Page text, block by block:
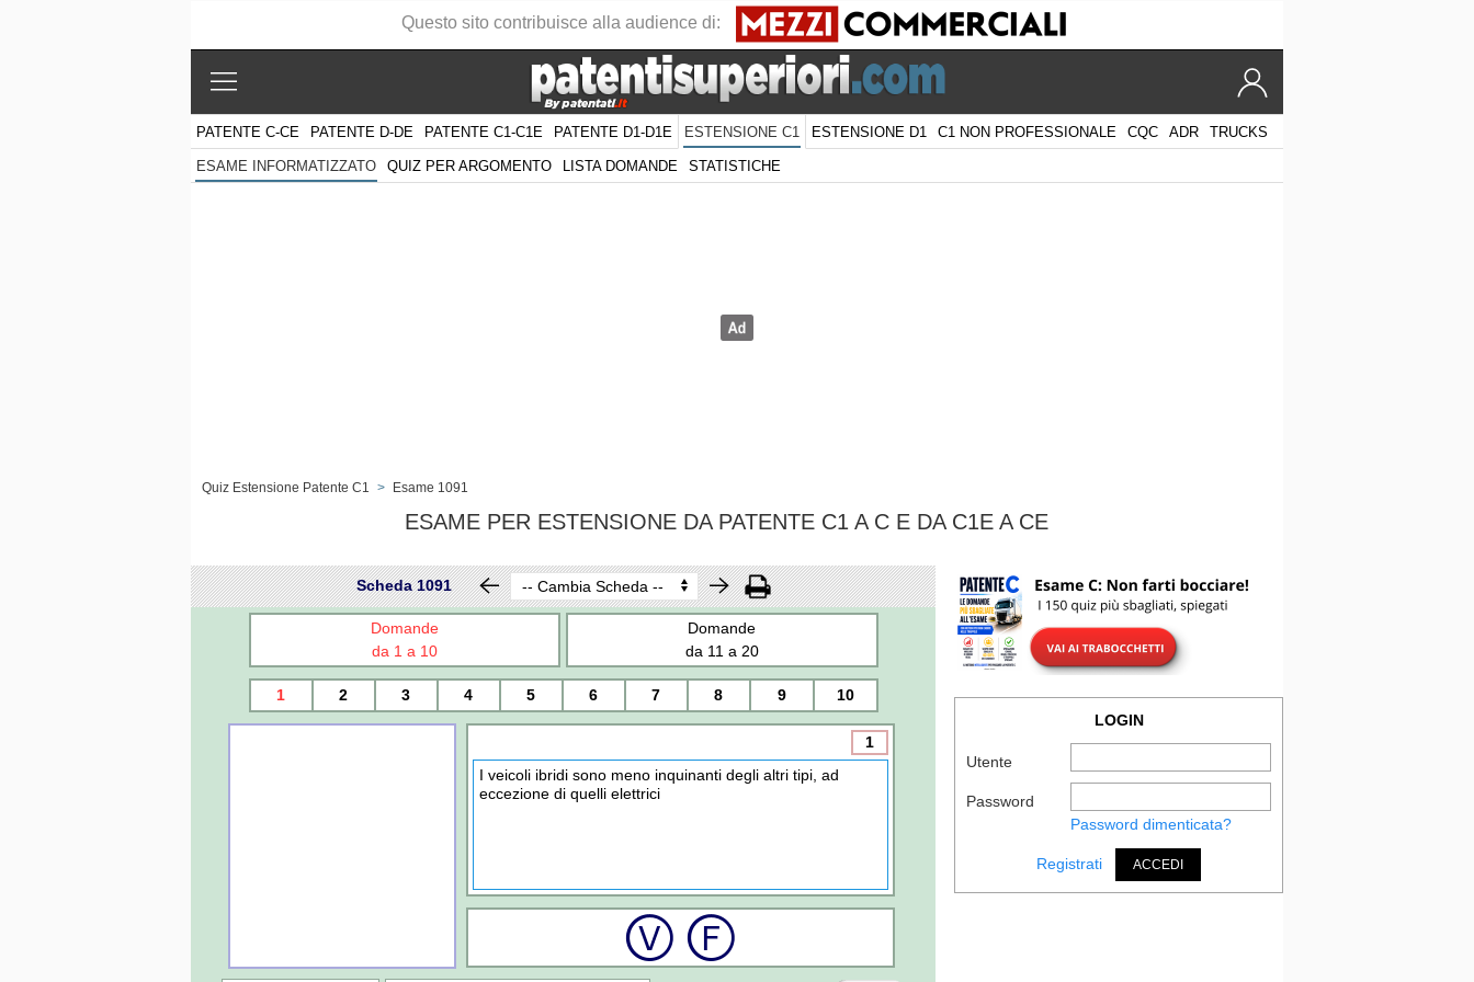
PATENTE C-CE PATENTE D-DE PATENTE C1-C1E PATENTE D1-D1E ESTENSIONE C1 ESTENSIONE D1 C1 NON PROFESSIONALE CQC ADR TRUCKS
ESAME INFORMATIZZATO QUIZ PER ARGOMENTO LISTA DOMANDE STATISTICHE
Quiz Estensione Patente C1 > Esame 1091
ESAME PER ESTENSIONE DA PATENTE C1 A C E DA C1E A CE
Scheda 1091
Domande
da 1 a 10
Domande
da 11 a 20
1 2 3 4 5 6 7 8 9 10
1
I veicoli ibridi sono meno inquinanti degli altri tipi, ad
eccezione di quelli elettrici
LOGIN
Utente
Password
Password dimenticata?
Registrati ACCEDI
Questo sito contribuisce alla audience di: